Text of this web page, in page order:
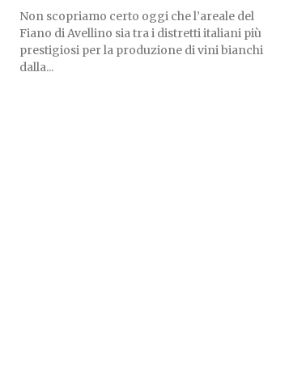
Non scopriamo certo oggi che l’areale del
Fiano di Avellino sia tra i distretti italiani più
prestigiosi per la produzione di vini bianchi
dalla...